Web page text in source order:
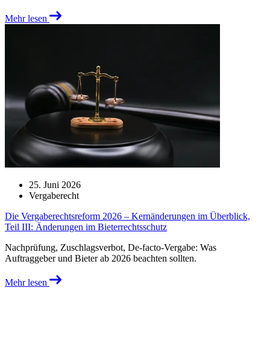
Mehr lesen
25. Juni 2026
Vergaberecht
Die Vergaberechtsreform 2026 – Kernänderungen im Überblick,
Teil III: Änderungen im Bieterrechtsschutz
Nachprüfung, Zuschlagsverbot, De-facto-Vergabe: Was
Auftraggeber und Bieter ab 2026 beachten sollten.
Mehr lesen